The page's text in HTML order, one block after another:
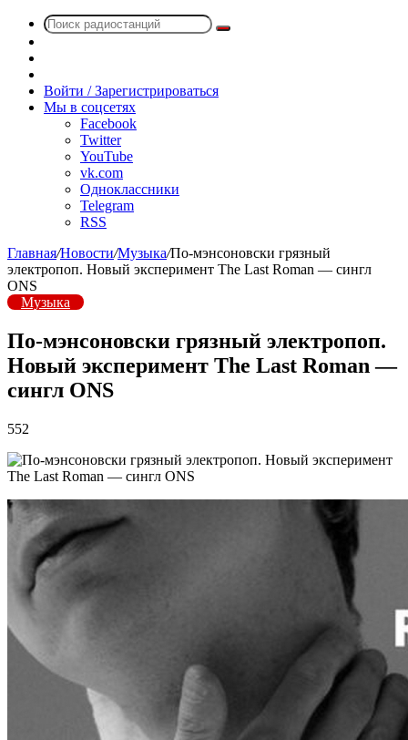
Поиск
радио
Войти / Зарегистрироваться
Мы в соцсетях
Facebook
Twitter
YouTube
vk.com
Одноклассники
Telegram
RSS
Главная/Новости/Музыка/По-мэнсоновски грязный
электропоп. Новый эксперимент The Last Roman — сингл
ONS
Музыка
По-мэнсоновски грязный электропоп.
Новый эксперимент The Last Roman —
сингл ONS
552